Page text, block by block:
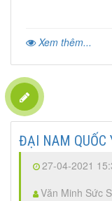
Xem thêm...
ĐẠI NAM QUỐC
27-04-2021
Văn Minh Sức